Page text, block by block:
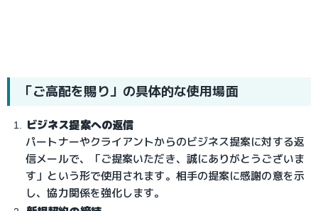
「ご高配を賜り」の具体的な使用場面
ビジネス提案への返信
パートナーやクライアントからのビジネス提案に対する返
信メールで、「ご提案いただき、誠にありがとうございま
す」という形で使用されます。相手の提案に感謝の意を示
し、協力関係を強化します。